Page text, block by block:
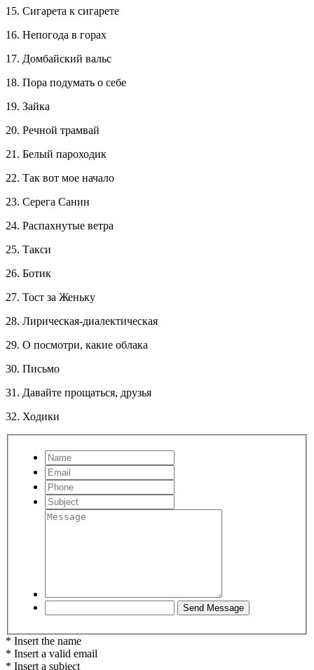
15. Сигарета к сигарете
16. Непогода в горах
17. Домбайский вальс
18. Пора подумать о себе
19. Зайка
20. Речной трамвай
21. Белый пароходик
22. Так вот мое начало
23. Серега Санин
24. Распахнутые ветра
25. Такси
26. Ботик
27. Тост за Женьку
28. Лирическая-диалектическая
29. О посмотри, какие облака
30. Письмо
31. Давайте прощаться, друзья
32. Ходики
* Insert the name
* Insert a valid email
* Insert a subject